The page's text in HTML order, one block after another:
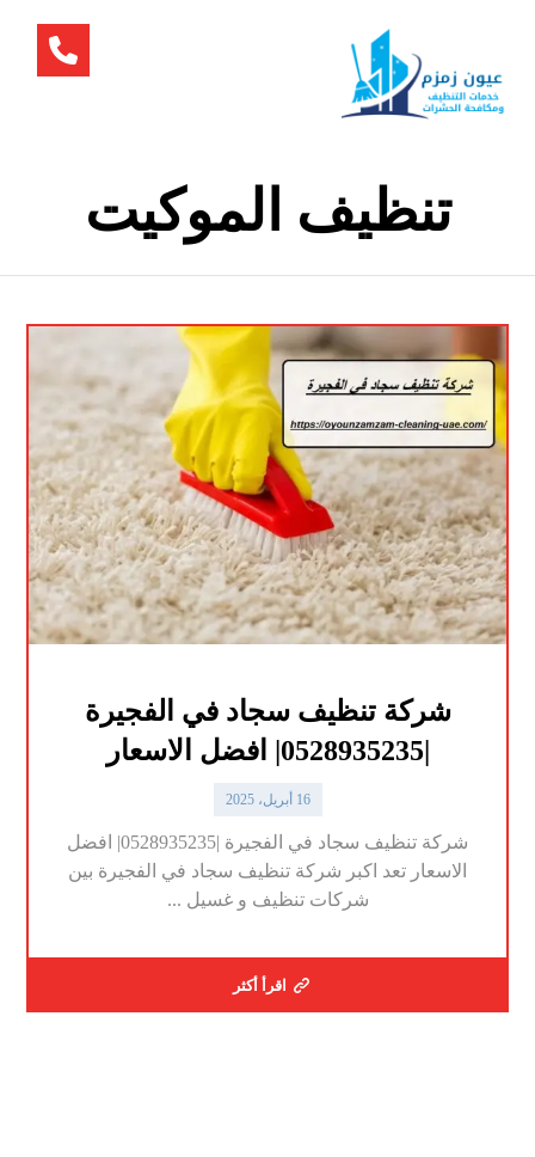
تنظيف الموكيت
شركة تنظيف سجاد في الفجيرة
|0528935235| افضل الاسعار
16 أبريل، 2025
شركة تنظيف سجاد في الفجيرة |0528935235| افضل
الاسعار تعد اكبر شركة تنظيف سجاد في الفجيرة بين
شركات تنظيف و غسيل ...
اقرأ أكثر